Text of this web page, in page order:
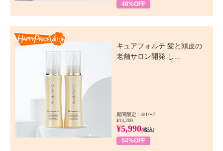
48%OFF
キュアフォルテ 髪と頭皮の
老舗サロン開発 し...
期間限定：8/1〜7
¥13,200
¥5,990(税込)
54%OFF